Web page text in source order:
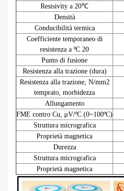
Resisivity a 20℃
Densità
Conducibilità termica
Coefficiente temporaneo di
resistenza a ºC 20
Punto di fusione
Resistenza alla trazione (dura)
Resistenza alla trazione, N/mm2
temprato, morbidezza
Allungamento
FME contro Cu, μV/ºC (0~100ºC)
Struttura micrografica
Proprietà magnetica
Durezza
Struttura micrografica
Proprietà magnetica